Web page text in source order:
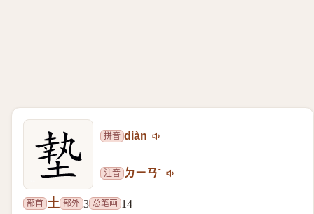
拼音 diàn
注音 ㄉㄧㄢˋ
部首 土 部外 3 总笔画 14